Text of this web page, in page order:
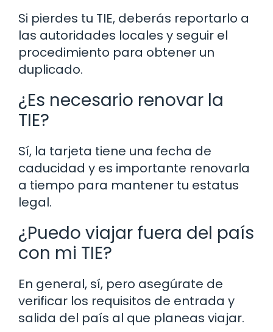
Si pierdes tu TIE, deberás reportarlo a
las autoridades locales y seguir el
procedimiento para obtener un
duplicado.
¿Es necesario renovar la
TIE?
Sí, la tarjeta tiene una fecha de
caducidad y es importante renovarla
a tiempo para mantener tu estatus
legal.
¿Puedo viajar fuera del país
con mi TIE?
En general, sí, pero asegúrate de
verificar los requisitos de entrada y
salida del país al que planeas viajar.